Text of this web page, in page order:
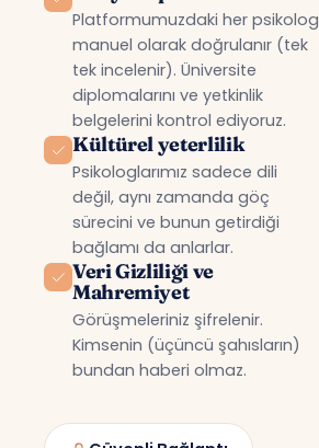
Platformumuzdaki her psikolog
manuel olarak doğrulanır (tek
tek incelenir). Üniversite
diplomalarını ve yetkinlik
belgelerini kontrol ediyoruz.
Kültürel yeterlilik
Psikologlarımız sadece dili
değil, aynı zamanda göç
sürecini ve bunun getirdiği
bağlamı da anlarlar.
Veri Gizliliği ve
Mahremiyet
Görüşmeleriniz şifrelenir.
Kimsenin (üçüncü şahısların)
bundan haberi olmaz.